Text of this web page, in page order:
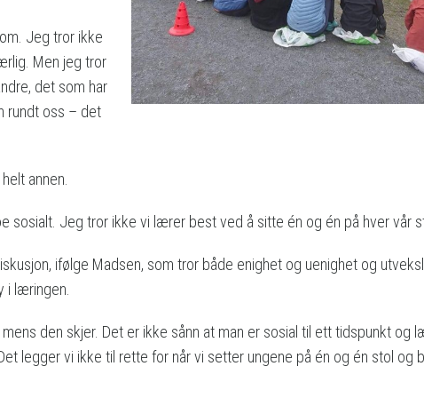
Jeg tror ikke
Men jeg tror
det som har
rundt oss – det
annen.
sosialt. Jeg tror ikke vi lærer best ved å sitte én og én på hver vår
ifølge Madsen, som tror både enighet og uenighet og
i læringen.
den skjer. Det er ikke sånn at man er sosial til ett tidspunkt og
legger vi ikke til rette for når vi setter ungene på én og én stol og